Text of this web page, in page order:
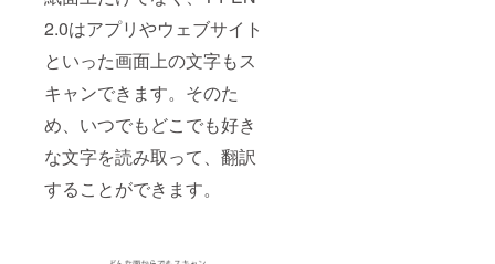
2.0はアプリやウェブサイト
といった画面上の文字もス
キャンできます。そのた
め、いつでもどこでも好き
な文字を読み取って、翻訳
することができます。